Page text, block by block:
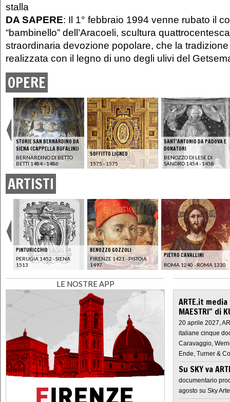
stalla
DA SAPERE: Il 1° febbraio 1994 venne rubato il
“bambinello” dell’Aracoeli, scultura
straordinaria devozione popolare, che la
realizzata con il legno di uno degli ulivi del
OPERE
STORIE SAN BERNARDINO DA
SIENA (CAPPELLA BUFALINI)
BERNARDINO DI BETTO
BETTI 1484 - 1486
SOFFITTO LIGNEO
1575 - 1575
SANT’ANTONIO DA PADOVA E
DONATORI
BENOZZO DI LESE DI
SANDRO 1454 - 1458
ARTISTI
PINTURICCHIO
PERUGIA 1452 - SIENA
1513
BENOZZO GOZZOLI
FIRENZE 1421 - PISTOIA
1497
PIETRO CAVALLINI
ROMA 1240 - ROMA 1330
LE NOSTRE APP
ARTE.it
MAESTRI" di
20 aprile 2027,
italiane cinque
Caravaggio,
Ende, Turner &
Su SKY va
documentario
agosto su Sky Arte